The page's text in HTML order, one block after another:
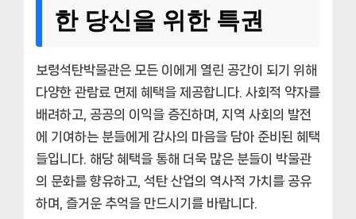
한 당신을 위한 특권
보령석탄박물관은 모든 이에게 열린 공간이 되기 위해
다양한 관람료 면제 혜택을 제공합니다. 사회적 약자를
배려하고, 공공의 이익을 증진하며, 지역 사회의 발전
에 기여하는 분들에게 감사의 마음을 담아 준비된 혜택
들입니다. 해당 혜택을 통해 더욱 많은 분들이 박물관
의 문화를 향유하고, 석탄 산업의 역사적 가치를 공유
하며, 즐거운 추억을 만드시기를 바랍니다.